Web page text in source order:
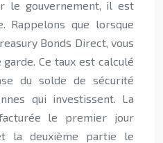
le gouvernement, il est
Rappelons que lorsque
Bonds Direct, vous
Ce taux est calculé
du solde de sécurité
qui investissent. La
le premier jour
la deuxième partie le